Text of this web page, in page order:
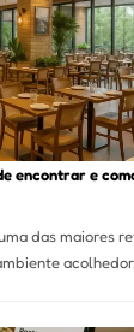
encontrar e
das maiores